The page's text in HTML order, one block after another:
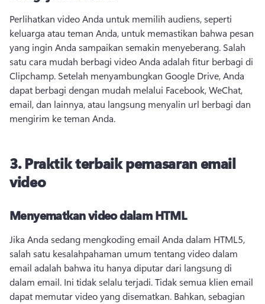
Perlihatkan video Anda untuk memilih audiens, seperti
keluarga atau teman Anda, untuk memastikan bahwa pesan
yang ingin Anda sampaikan semakin menyeberang. Salah
satu cara mudah berbagi video Anda adalah fitur berbagi di
Clipchamp. Setelah menyambungkan Google Drive, Anda
dapat berbagi dengan mudah melalui Facebook, WeChat,
email, dan lainnya, atau langsung menyalin url berbagi dan
mengirim ke teman Anda.
3.Praktik terbaik pemasaran email
video
Menyematkan video dalam HTML
Jika Anda sedang mengkoding email Anda dalam HTML5,
salah satu kesalahpahaman umum tentang video dalam
email adalah bahwa itu hanya diputar dari langsung di
dalam email. Ini tidak selalu terjadi. Tidak semua klien email
dapat memutar video yang disematkan. Bahkan, sebagian